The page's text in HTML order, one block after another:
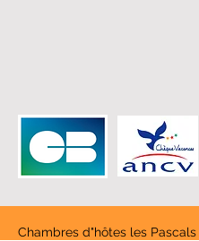
Chambres d"hôtes les Pascals